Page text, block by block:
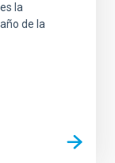
la
de la